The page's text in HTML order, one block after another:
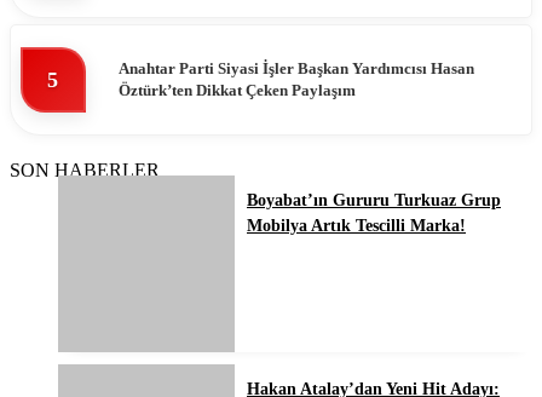
5
Anahtar Parti Siyasi İşler Başkan Yardımcısı Hasan
Öztürk’ten Dikkat Çeken Paylaşım
SON HABERLER
Boyabat’ın Gururu Turkuaz Grup
Mobilya Artık Tescilli Marka!
Hakan Atalay’dan Yeni Hit Adayı: